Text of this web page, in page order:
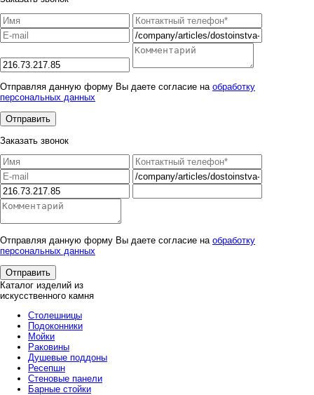
Отправляя данную форму Вы даете согласие на обработку
персональных данных
Заказать звонок
Отправляя данную форму Вы даете согласие на обработку
персональных данных
Каталог изделий из
искусственного камня
Столешницы
Подоконники
Мойки
Раковины
Душевые поддоны
Ресепшн
Стеновые панели
Барные стойки